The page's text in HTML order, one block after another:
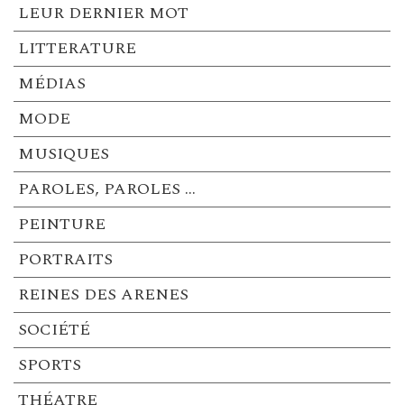
LEUR DERNIER MOT
LITTERATURE
MÉDIAS
MODE
MUSIQUES
PAROLES, PAROLES …
PEINTURE
PORTRAITS
REINES DES ARENES
SOCIÉTÉ
SPORTS
THÉATRE